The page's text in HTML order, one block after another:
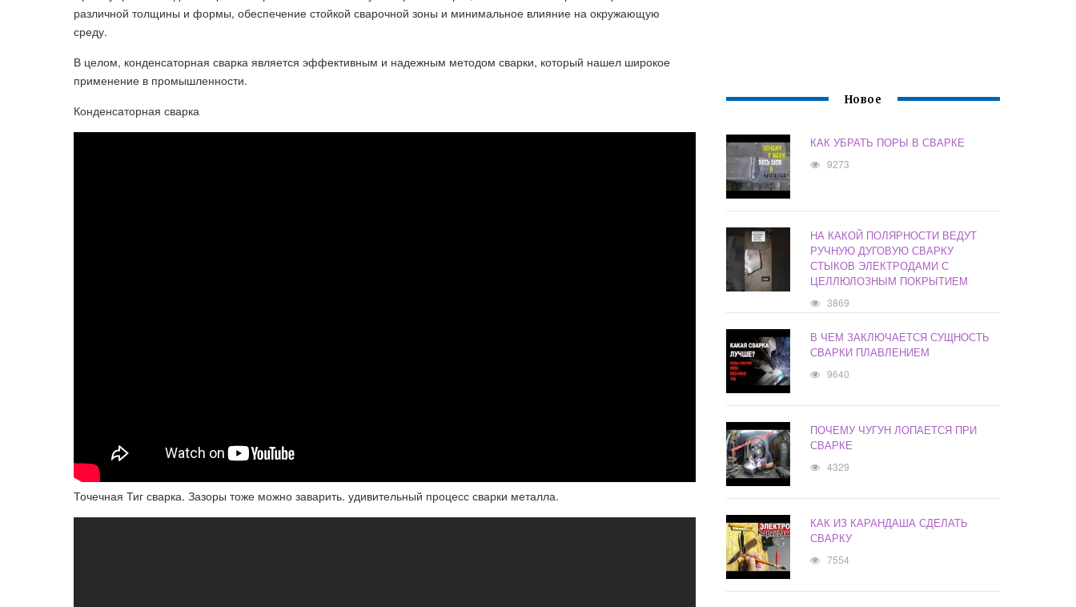
различной толщины и формы, обеспечение стойкой сварочной зоны и минимальное влияние на окружающую
среду.
В целом, конденсаторная сварка является эффективным и надежным методом сварки, который нашел широкое
применение в промышленности.
Конденсаторная сварка
Точечная Тиг сварка. Зазоры тоже можно заварить. удивительный процесс сварки металла.
Новое
КАК УБРАТЬ ПОРЫ В СВАРКЕ
9273
НА КАКОЙ ПОЛЯРНОСТИ ВЕДУТ
РУЧНУЮ ДУГОВУЮ СВАРКУ
СТЫКОВ ЭЛЕКТРОДАМИ С
ЦЕЛЛЮЛОЗНЫМ ПОКРЫТИЕМ
3869
В ЧЕМ ЗАКЛЮЧАЕТСЯ СУЩНОСТЬ
СВАРКИ ПЛАВЛЕНИЕМ
9640
ПОЧЕМУ ЧУГУН ЛОПАЕТСЯ ПРИ
СВАРКЕ
4329
КАК ИЗ КАРАНДАША СДЕЛАТЬ
СВАРКУ
7554